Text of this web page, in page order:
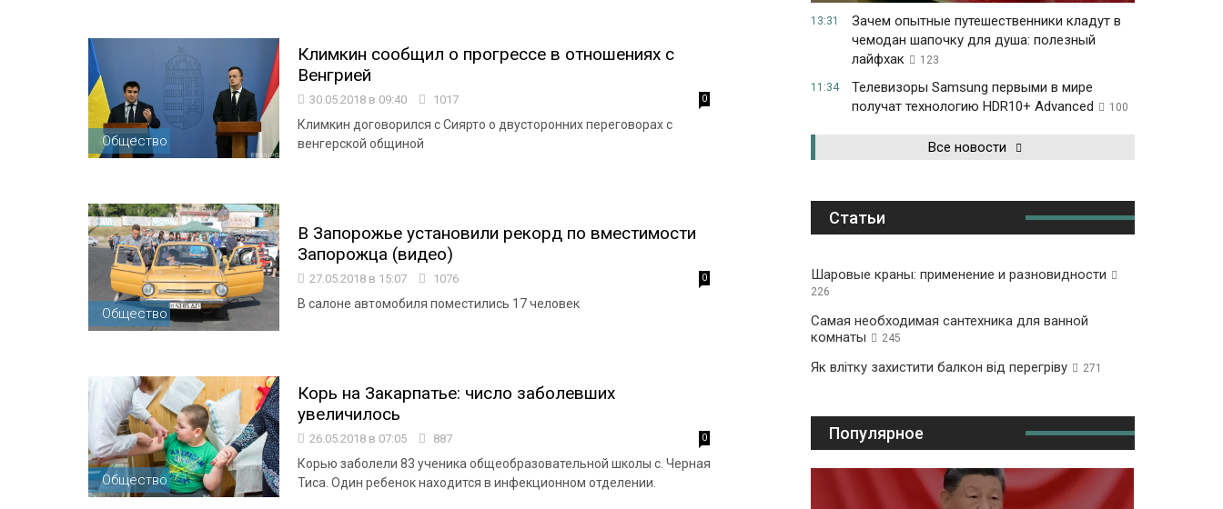
Общество
Климкин сообщил о прогрессе в отношениях с
Венгрией
30.05.2018 в 09:40 1017 0
Климкин договорился с Сиярто о двусторонних переговорах с
венгерской общиной
Общество
В Запорожье установили рекорд по вместимости
Запорожца (видео)
27.05.2018 в 15:07 1076 0
В салоне автомобиля поместились 17 человек
Общество
Корь на Закарпатье: число заболевших
увеличилось
26.05.2018 в 07:05 887 0
Корью заболели 83 ученика общеобразовательной школы с. Черная
Тиса. Один ребенок находится в инфекционном отделении.
13:31
Зачем опытные путешественники кладут в
чемодан шапочку для душа: полезный
лайфхак
123
11:34
Телевизоры Samsung первыми в мире
получат технологию HDR10+ Advanced
100
Все новости
Статьи
Шаровые краны: применение и разновидности
226
Самая необходимая сантехника для ванной
комнаты
245
Як влітку захистити балкон від перегріву 271
Популярное